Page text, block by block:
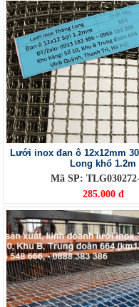
Lưới inox đan ô 12x12mm
Long khổ 1.2m
Mã SP:
285.000 đ